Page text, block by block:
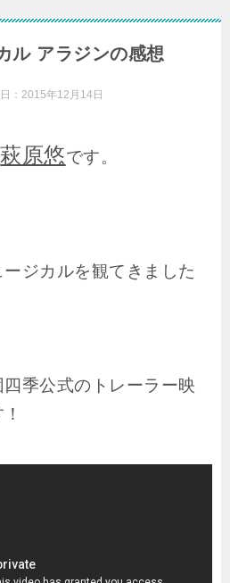
ル アラジンの感想
： 2015年12月14日
萩原悠です。
ジカルを観てきました
季公式のトレーラー映